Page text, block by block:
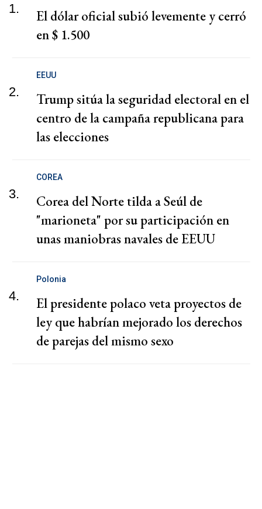
1.
El dólar oficial subió levemente y cerró
en $ 1.500
2.
EEUU
Trump sitúa la seguridad electoral en el
centro de la campaña republicana para
las elecciones
3.
COREA
Corea del Norte tilda a Seúl de
"marioneta" por su participación en
unas maniobras navales de EEUU
4.
Polonia
El presidente polaco veta proyectos de
ley que habrían mejorado los derechos
de parejas del mismo sexo